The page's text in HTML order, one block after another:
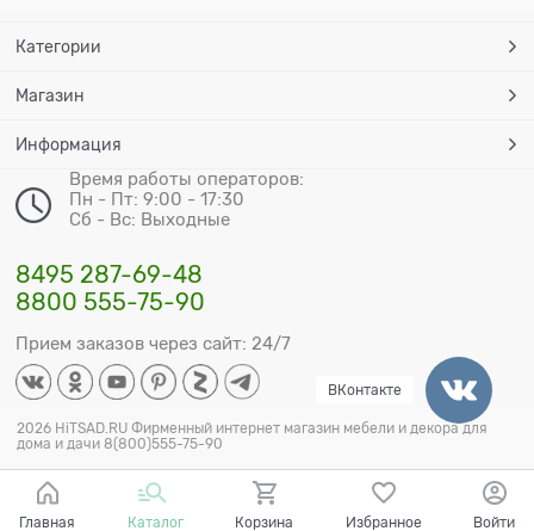
Категории
Магазин
Информация
Время работы операторов:
Пн - Пт: 9:00 - 17:30
Сб - Вс: Выходные
8495 287-69-48
8800 555-75-90
Прием заказов через сайт: 24/7
2026 HiTSAD.RU Фирменный интернет магазин мебели и декора для
дома и дачи 8(800)555-75-90
Главная Каталог Корзина Избранное Войти
ВКонтакте